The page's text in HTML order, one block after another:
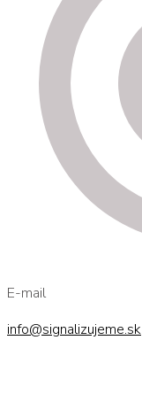
E-mail
info@signalizujeme.sk